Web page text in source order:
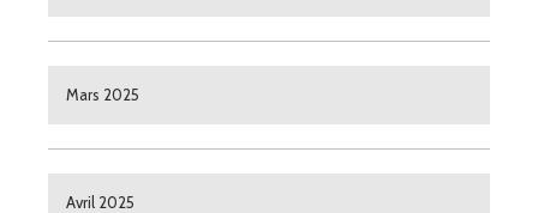
Mars 2025
Avril 2025